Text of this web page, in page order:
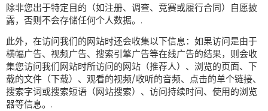
除非您出于特定目的（如注册、调查、竞赛或履行合同）自愿披
露，否则不会存储任何个人数据。.
此外，在访问我们的网站时还会收集以下信息：如果访问是由于
横幅广告、视频广告、搜索引擎广告等在线广告的结果，则会收
集您访问我们网站时所访问的网站（推荐人）、浏览的页面、下
载的文件（下载）、观看的视频/收听的音频、点击的单个链接、
搜索字词或搜索短语（网站搜索）、访问持续时间、使用的浏览
器等信息。.